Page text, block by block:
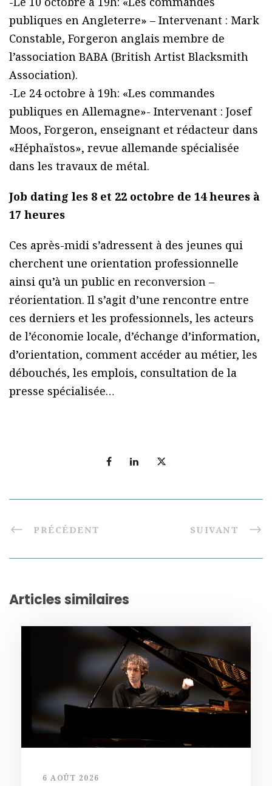
publiques en Angleterre» – Intervenant : Mark
Constable, Forgeron anglais membre de
l’association BABA (British Artist Blacksmith
Association).
-Le 24 octobre à 19h: «Les commandes
publiques en Allemagne»- Intervenant : Josef
Moos, Forgeron, enseignant et rédacteur dans
«Héphaïstos», revue allemande spécialisée
dans les travaux de métal.
Job dating les 8 et 22 octobre de 14 heures à
17 heures
Ces après-midi s’adressent à des jeunes qui
cherchent une orientation professionnelle
ainsi qu’à un public en reconversion –
réorientation. Il s’agit d’une rencontre entre
ces derniers et les professionnels, les acteurs
de l’économie locale, d’échange d’information,
d’orientation, comment accéder au métier, les
débouchés, les emplois, consultation de la
presse spécialisée…
PRÉCÉDENT SUIVANT
Articles similaires
6 AOÛT 2026